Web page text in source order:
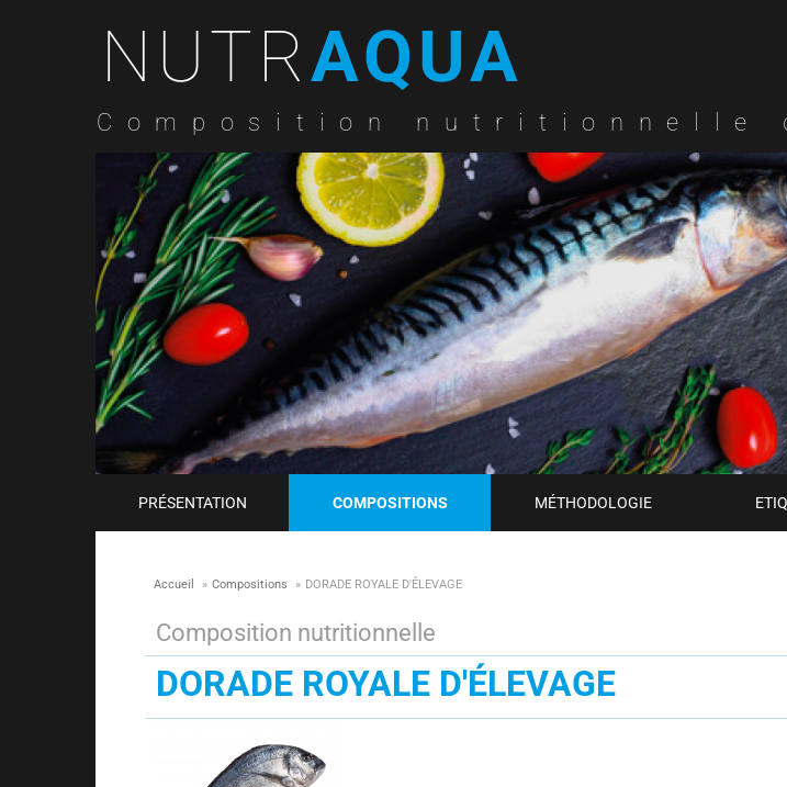
NUTRAQUA
Composition nutritionnelle
PRÉSENTATION COMPOSITIONS MÉTHODOLOGIE
Accueil » Compositions » DORADE ROYALE D'ÉLEVAGE
Composition nutritionnelle
DORADE ROYALE D'ÉLEVAGE